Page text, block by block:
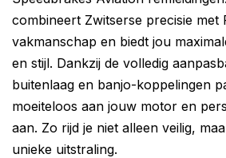
combineert Zwitserse precisie met
vakmanschap en biedt jou
en stijl. Dankzij de volledig
buitenlaag en banjo-koppelingen
moeiteloos aan jouw motor en
aan. Zo rijd je niet alleen veilig,
unieke uitstraling.